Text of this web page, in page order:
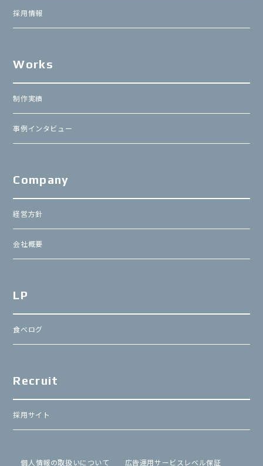
採用情報
Works
制作実績
事例インタビュー
Company
経営方針
会社概要
LP
食べログ
Recruit
採用サイト
個⼈情報の取扱いについて 広告運用サービスレベル保証